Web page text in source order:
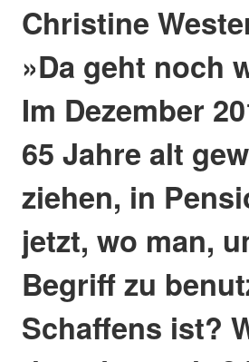
Christine
»Da geht noch
Im Dezember
65 Jahre alt
ziehen, in
jetzt, wo man,
Begriff zu
Schaffens ist?